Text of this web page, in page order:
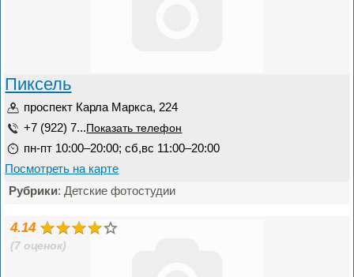
Пиксель
проспект Карла Маркса, 224
+7 (922) 7... Показать телефон
пн-пт 10:00–20:00; сб,вс 11:00–20:00
Посмотреть на карте
Рубрики: Детские фотостудии
4.14
(7 оценок)